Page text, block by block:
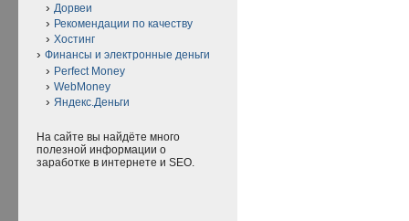
Дорвеи
Рекомендации по качеству
Хостинг
Финансы и электронные деньги
Perfect Money
WebMoney
Яндекс.Деньги
На сайте вы найдёте много
полезной информации о
заработке в интернете и SEO.